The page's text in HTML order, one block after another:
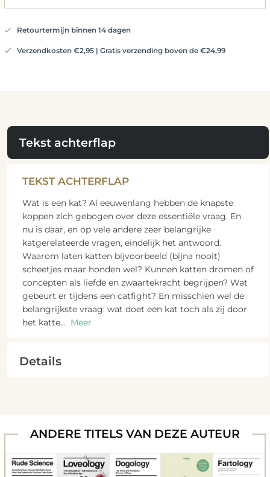
Retourtermijn binnen 14 dagen
Verzendkosten €2,95 | Gratis verzending boven de €24,99
Tekst achterflap
TEKST ACHTERFLAP
Wat is een kat? Al eeuwenlang hebben de knapste
koppen zich gebogen over deze essentiële vraag. En
nu is daar, en op vele andere zeer belangrijke
katgerelateerde vragen, eindelijk het antwoord.
Waarom laten katten bijvoorbeeld (bijna nooit)
scheetjes maar honden wel? Kunnen katten dromen of
concepten als liefde en zwaartekracht begrijpen? Wat
gebeurt er tijdens een catfight? En misschien wel de
belangrijkste vraag: wat doet een kat toch als zij door
het katte... Meer
Details
ANDERE TITELS VAN DEZE AUTEUR